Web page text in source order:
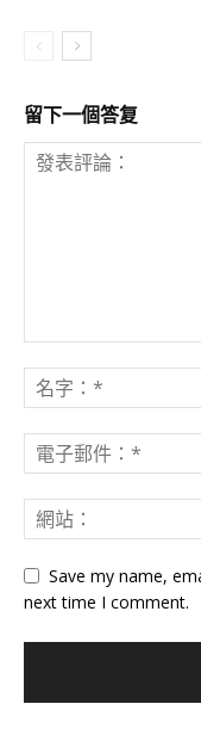
留下一個答复
Save my name,
next time I comment.